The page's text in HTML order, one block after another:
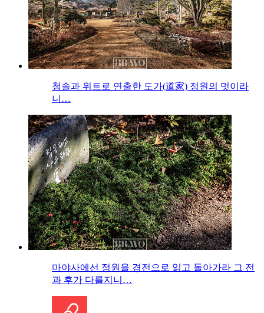
청솔과 위트로 연출한 도가(道家) 정원의 멋이라
니…
마야사에선 정원을 경전으로 읽고 돌아가라 그 전
과 후가 다를지니…